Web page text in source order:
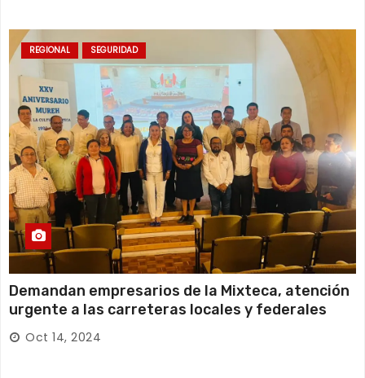
REGIONAL SEGURIDAD
Demandan empresarios de la Mixteca, atención
urgente a las carreteras locales y federales
Oct 14, 2024